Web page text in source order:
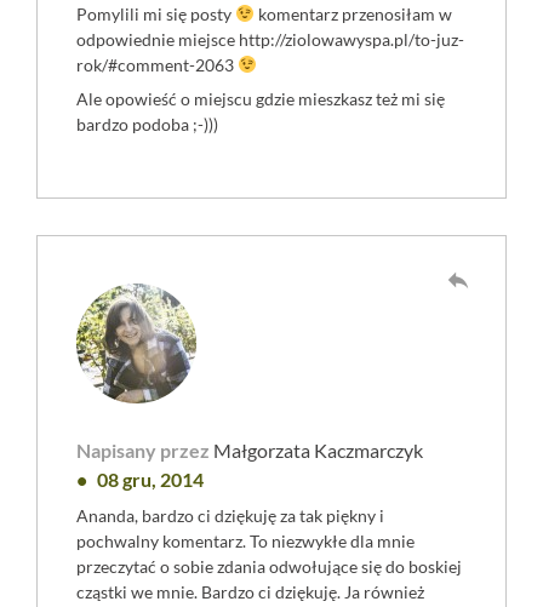
Pomylili mi się posty
komentarz przenosiłam w
odpowiednie miejsce http://ziolowawyspa.pl/to-juz-
rok/#comment-2063
Ale opowieść o miejscu gdzie mieszkasz też mi się
bardzo podoba ;-)))
Napisany przez Małgorzata Kaczmarczyk
08 gru, 2014
Ananda, bardzo ci dziękuję za tak piękny i
pochwalny komentarz. To niezwykłe dla mnie
przeczytać o sobie zdania odwołujące się do boskiej
cząstki we mnie. Bardzo ci dziękuję. Ja również
reply